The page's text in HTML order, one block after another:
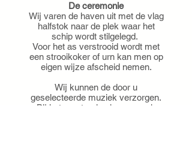
De ceremonie
Wij varen de haven uit met de vlag
halfstok naar de plek waar het
schip wordt stilgelegd.
Voor het as verstrooid wordt met
een strooikoker of urn kan men op
eigen wijze afscheid nemen.
Wij kunnen de door u
geselecteerde muziek verzorgen.
Bij het verstrooien kunnen ook